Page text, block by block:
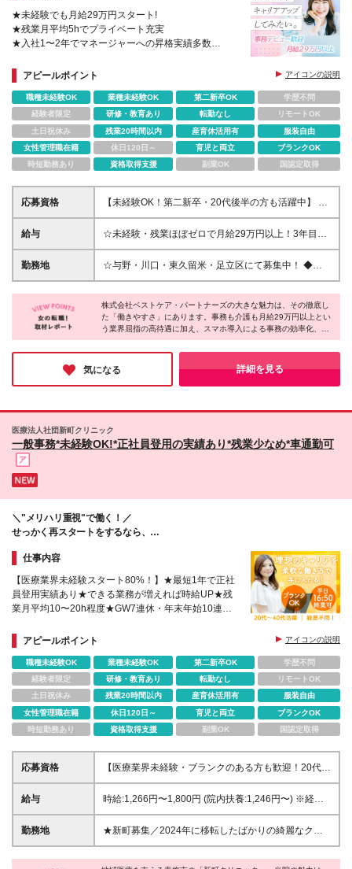
★未経験でも月給29万円スタート!
★残業月平均5hでプライベート充実
★入社1〜2年でマネージャーへの昇格実績多数
アピールポイント
アイコンの説明
職種未経験OK 業種未経験OK 第二新卒OK
学歴不問
経験者限定
研修・教育あり 転勤なし
リモートOK
土日祝休み
残業20時間以内 産育休活用有
服装自由
女性管理職在籍
休日120日～ 育児と両立
ブランクOK
時短勤務あり
資格取得支援 副業OK 国認定取得
応募資格
【未経験OK！第二新卒・20代後半の方も活躍中】 ●
大卒以上 ●基本的なPC操作ができる方（PC入力がで
きればOK！） ▽こんな方にピッタリです！ ★誰かを
ンワークだけでなく、新しいことにも挑戦したい方
★頑張りを正当に評価され、しっかり収入を得たい方
給与
☆未経験・残業ほぼゼロで月給29万円以上！3年目で
年収455万円の実績あり！ ☆入社1年で年収60万円以
上UPなどの実績も多数！ 月給29万円〜34万円（一律
分／超過分は別途支給）および一律の処遇改善加算手
当を含みます ※土曜日または日曜日を固定休として希
望される場合、採用時に所定の給与条件より-1万円の
が、土日固定は原則できません ※試用・研修期間6～
6.5ヶ月あり（入社時期により変動）。期間中は月給
27.5万円（固定残業代（25,870円／14.4時間分・超過
勤務地
☆与野・川口・東久留米・足立区にて募集中！ ◆埼
玉・東京の各施設での勤務となります ※ご希望やお住
まいをもとに決定します ▽本社住所 埼玉県さいたま
市南区鹿手袋4-4-1 ※(変更の範囲)上記を除く当社関連
勤務地
株式会社ベストケア・パートナーズの大きな魅力は、その徹底し
た「働きやすさ」にあります。事務も介護も月給29万円以上とい
う業界屈指の高待遇に加え、スマホ導入による事務の効率化、有
給年間22日付与など、スタッフが心身ともにゆとりを持てる環境
が整備されています。長く安定して活躍したい方に、自信を持っ
ておすすめできる企業です♪
気になる 詳細を見る
医療法人社団新町クリニック
一般事務*未経験OK!*正社員登用の実績あり*残業少なめ*車通勤可
＼"メリハリ重視"で働く！／
せっかく再スタートをするなら、
仕事内容
【医療業界未経験スタート80%！】★最短1年で正社
員登用実績あり★できる業務が増えれば時給UP★残
業月平均10〜20h程度★GW7連休・年末年始10連休
アピールポイント
アイコンの説明
職種未経験OK 業種未経験OK 第二新卒OK
学歴不問
経験者限定
研修・教育あり 転勤なし
リモートOK
土日祝休み
残業20時間以内 産育休活用有
服装自由
女性管理職在籍
休日120日～ 育児と両立
ブランクOK
時短勤務あり
資格取得支援 副業OK 国認定取得
応募資格
【医療業界未経験・ブランクのある方も歓迎！20代・
30代・40代活躍中】 ●基本的なPCスキル(Word、
Excelの入力ができればOK) ※学歴不問 …＊こんな方
ャリアを築きたい方 ★チームで協力しながら目標に
向かって取り組める方 ★自分で考えて自発的に行動
給与
時給:1,266円〜1,800円 (院内扶養:1,246円〜) ※経
験・スキル・配属部署(予約・請求など)に応じて加
算・異なります ※残業代は別途全額支給します ※試用
勤務地
★新町募集／2024年に移転したばかりの綺麗なクリ
ニックで働けます！ ★マイカー通勤OK(駐車場料金無
料) 東京都青梅市新町3-56-1 ┗JR青梅線「小作駅」よ